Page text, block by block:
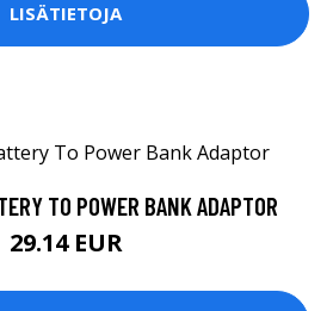
LISÄTIETOJA
TO POWER BANK ADAPTOR
29.14 EUR